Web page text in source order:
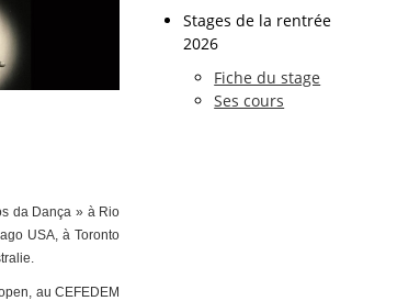
Stages de la rentrée
2026
Fiche du stage
Ses cours
da Dança » à Rio
USA, à Toronto
au CEFEDEM